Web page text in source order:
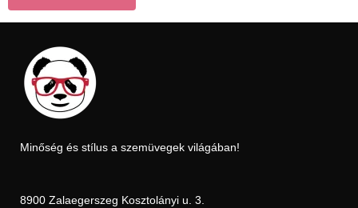
Minőség és stílus a szemüvegek világában!
8900 Zalaegerszeg Kosztolányi u. 3.